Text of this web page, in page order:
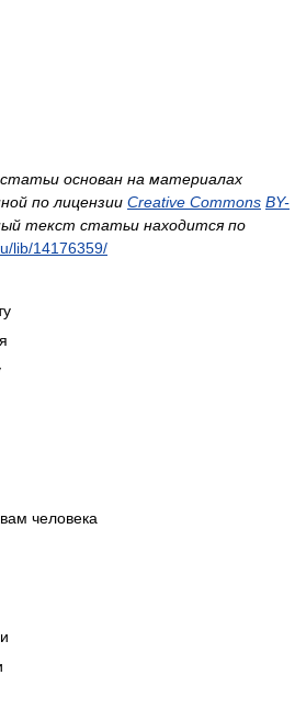
основан на материалах
по лицензии Creative Commons BY-
текст статьи находится по
lib/14176359/
человека